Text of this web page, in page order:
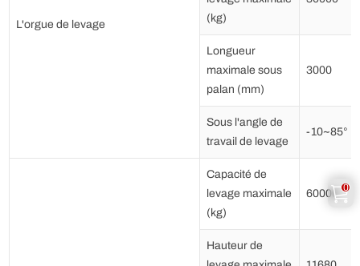
L'orgue de levage
(kg)
Longueur
maximale sous
palan (mm)
3000
Sous l'angle de
travail de levage
-10~85°
Capacité de
levage maximale
(kg)
60000
Hauteur de
0